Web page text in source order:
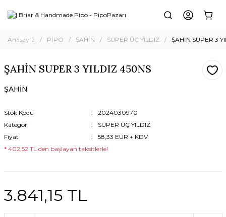
Anasayfa PİPO ŞAHİN SÜPER ÜÇ YILDIZ ŞAHİN SUPER 3
ŞAHİN SUPER 3 YILDIZ 450NS
ŞAHİN
Stok Kodu
2024030970
Kategori
SÜPER ÜÇ YILDIZ
Fiyat
58,33 EUR + KDV
* 402,52 TL den başlayan taksitlerle!
3.841,15 TL